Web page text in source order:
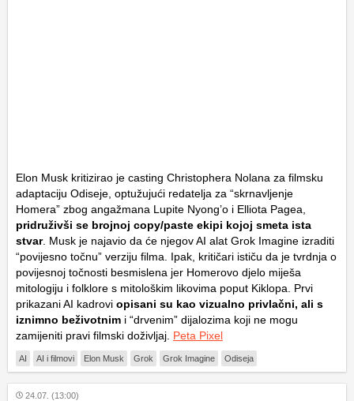
Elon Musk kritizirao je casting Christophera Nolana za filmsku
adaptaciju Odiseje , optužujući redatelja za “skrnavljenje
Homera” zbog angažmana Lupite Nyong’o i Elliota Pagea,
pridruživši se brojnoj copy/paste ekipi kojoj smeta ista
stvar. Musk je najavio da će njegov AI alat Grok Imagine izraditi
“povijesno točnu” verziju filma. Ipak, kritičari ističu da je tvrdnja o
povijesnoj točnosti besmislena jer Homerovo djelo miješa
mitologiju i folklore s mitološkim likovima poput Kiklopa. Prvi
prikazani AI kadrovi opisani su kao vizualno privlačni, ali s
iznimno beživotnim i “drvenim” dijalozima koji ne mogu
zamijeniti pravi filmski doživljaj. Peta Pixel
AI AI i filmovi Elon Musk Grok Grok Imagine Odiseja
24.07. (13:00)